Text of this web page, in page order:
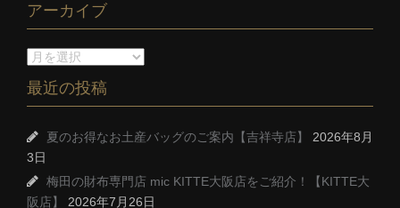
アーカイブ
最近の投稿
夏のお得なお土産バッグのご案内【吉祥寺店】
2026年8月
3日
梅田の財布専門店 mic KITTE大阪店をご紹介！【KITTE大
阪店】
2026年7月26日